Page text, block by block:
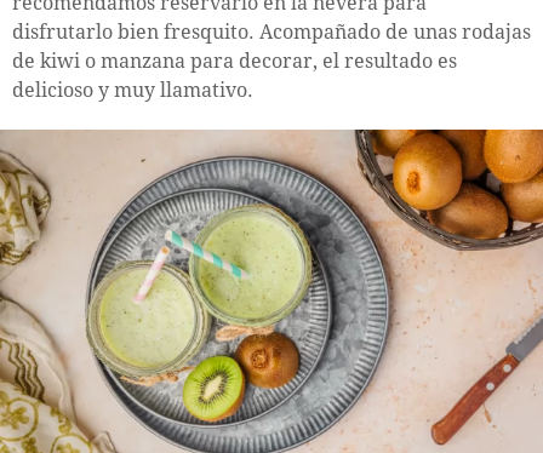
disfrutarlo bien fresquito. Acompañado de unas rodajas
de kiwi o manzana para decorar, el resultado es
delicioso y muy llamativo.